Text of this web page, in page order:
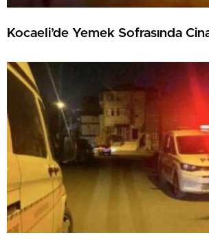
Kocaeli’de Yemek Sofrasında